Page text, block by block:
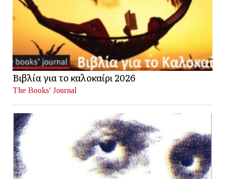
Βιβλία για το καλοκαίρι 2026
The Books' Journal